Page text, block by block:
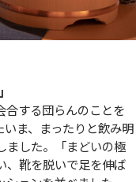
合する団らんのことを
ま、まったりと飲み明
ました。「まどいの極
、靴を脱いで足を伸ば